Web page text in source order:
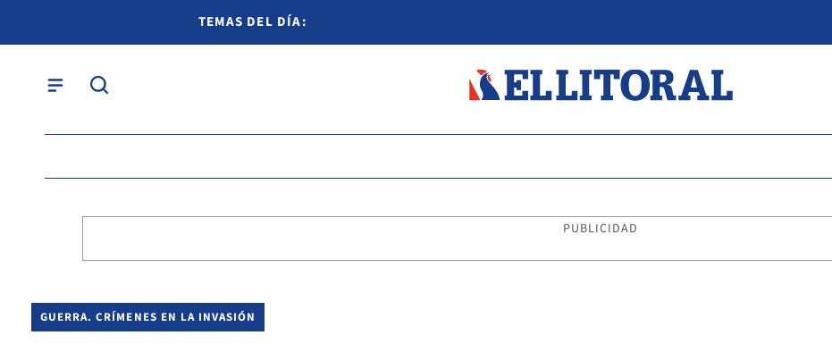
TEMAS DEL DÍA:
PUBLICIDAD
GUERRA. CRÍMENES EN LA INVASIÓN